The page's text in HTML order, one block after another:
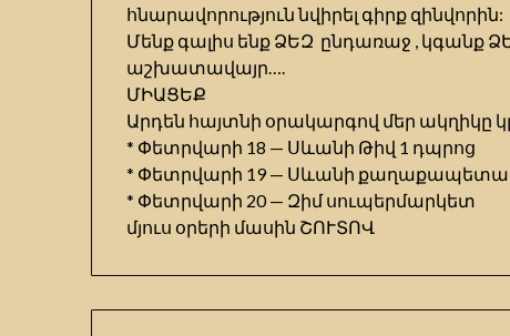
հնարավորություն նվիրել գիրք զինվորին:
Մենք գալիս ենք ՁԵԶ ընդառաջ , կգանք
աշխատավայր….
ՄԻԱՑԵՔ
Արդեն հայտնի օրակարգով մեր ակղիկը
* Փետրվարի 18 — Սևանի Թիվ 1 դպրոց
* Փետրվարի 19 — Սևանի
* Փետրվարի 20 — Զիմ սուպերմարկետ
մյուս օրերի մասին ՇՈՒՏՈՎ